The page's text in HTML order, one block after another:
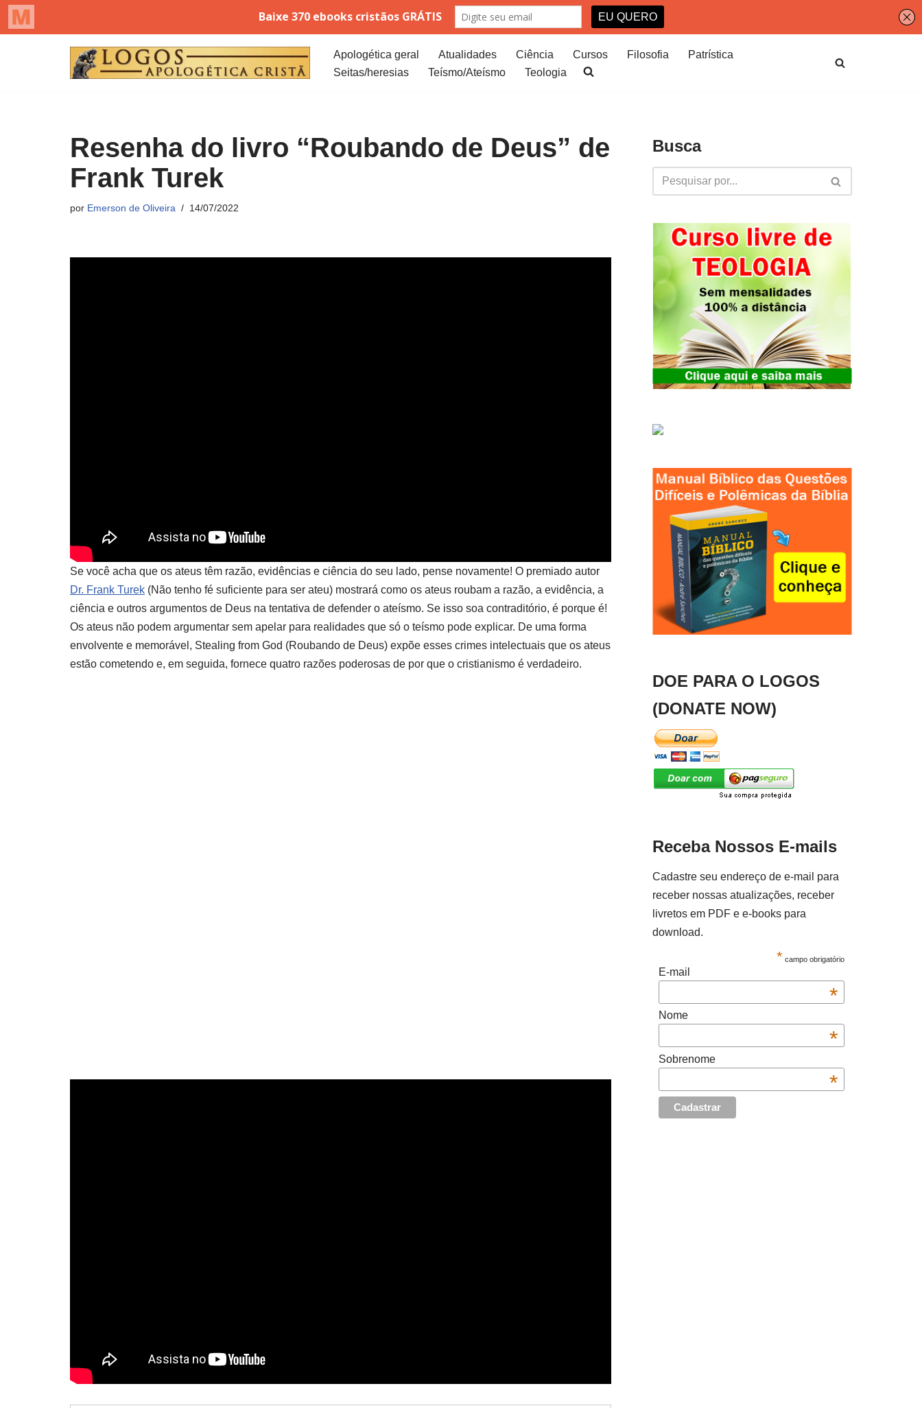
Apologética geral Atualidades Ciência Cursos Filosofia
Patrística
Seitas/heresias
Teísmo/Ateísmo Teologia
Resenha do livro “Roubando de Deus” de
Frank Turek
por Emerson de Oliveira 14/07/2022
Se você acha que os ateus têm razão, evidências e ciência do seu lado, pense novamente! O premiado autor
Dr. Frank Turek (Não tenho fé suficiente para ser ateu) mostrará como os ateus roubam a razão, a evidência, a
ciência e outros argumentos de Deus na tentativa de defender o ateísmo. Se isso soa contraditório, é porque é!
Os ateus não podem argumentar sem apelar para realidades que só o teísmo pode explicar. De uma forma
envolvente e memorável, Stealing from God (Roubando de Deus) expõe esses crimes intelectuais que os ateus
estão cometendo e, em seguida, fornece quatro razões poderosas de por que o cristianismo é verdadeiro.
Busca
DOE PARA O LOGOS
(DONATE NOW)
Receba Nossos E-mails
Cadastre seu endereço de e-mail para
receber nossas atualizações, receber
livretos em PDF e e-books para
download.
* campo obrigatório
E-mail
*
Nome
*
Sobrenome
*